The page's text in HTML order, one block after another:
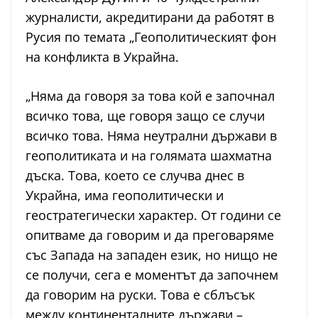
журналисти, акредитирани да работят в
Русия по темата „Геополитическият фон
на конфликта в Украйна.
„Няма да говоря за това кой е започнал
всичко това, ще говоря защо се случи
всичко това. Няма неутрални държави в
геополитиката и на голямата шахматна
дъска. Това, което се случва днес в
Украйна, има геополитически и
геостратегически характер. От години се
опитваме да говорим и да преговаряме
със Запада на западен език, но нищо не
се получи, сега е моментът да започнем
да говорим на руски. Това е сблъсък